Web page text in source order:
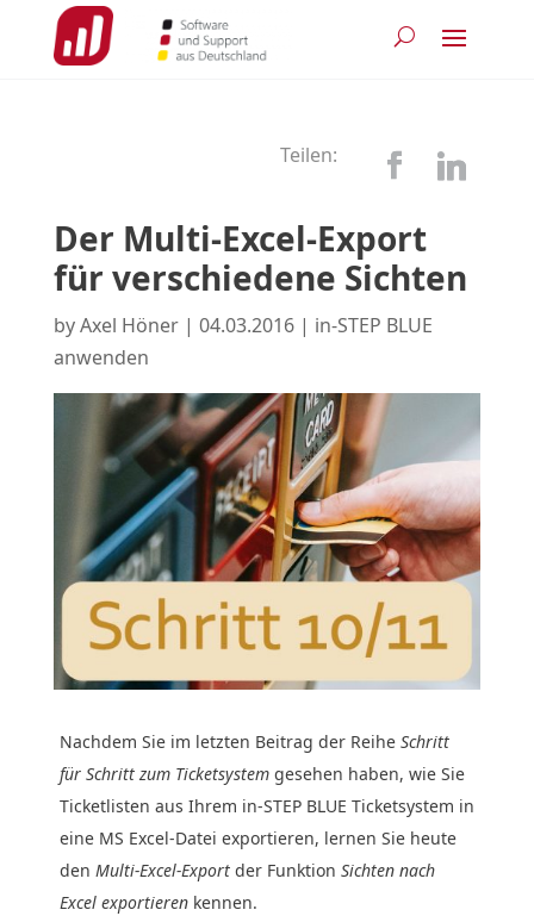
Teilen:
Der Multi-Excel-Export
für verschiedene Sichten
byAxel Höner| 04.03.2016| in-STEP BLUE
anwenden
Nachdem Sie im letzten Beitrag der Reihe Schritt
für Schritt zum Ticketsystemgesehen haben, wie Sie
Ticketlisten aus Ihrem in-STEP BLUE Ticketsystem in
eine MS Excel-Datei exportieren, lernen Sie heute
den Multi-Excel-Exportder Funktion Sichten nach
Excel exportierenkennen.